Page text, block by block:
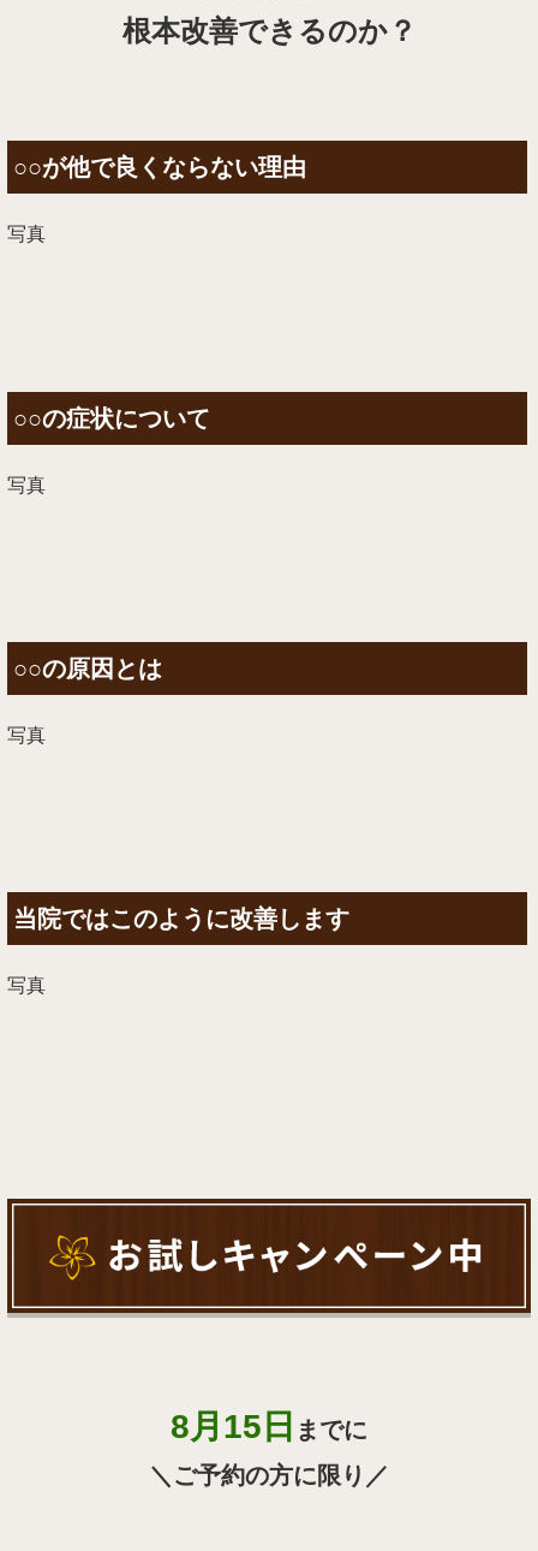
根本改善できるのか？
○○が他で良くならない理由
写真
○○の症状について
写真
○○の原因とは
写真
当院ではこのように改善します
写真
8月15日 までに
＼ご予約の方に限り／